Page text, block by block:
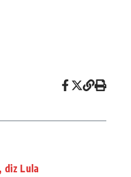
diz Lula